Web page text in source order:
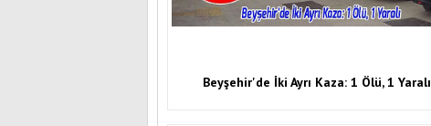
Beyşehir'de İki Ayrı Kaza: 1 Ölü, 1 Yaralı